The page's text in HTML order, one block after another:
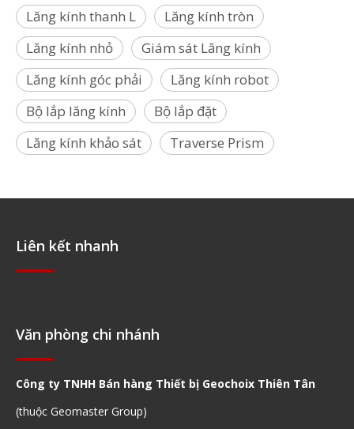
Lăng kính thanh L
Lăng kính tròn
Lăng kính nhỏ
Giám sát Lăng kính
Lăng kính góc phải
Lăng kính robot
Bộ lắp lăng kính
Bộ lắp đặt
Lăng kính khảo sát
Traverse Prism
Liên kết nhanh
Văn phòng chi nhánh
Công ty TNHH Bán hàng Thiết bị Geochoix Thiên Tân
(thuộc Geomaster Group)